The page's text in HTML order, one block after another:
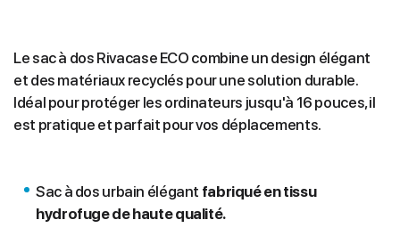
Le sac à dos Rivacase ECO combine un design élégant
et des matériaux recyclés pour une solution durable.
Idéal pour protéger les ordinateurs jusqu'à 16 pouces, il
est pratique et parfait pour vos déplacements.
Sac à dos urbain élégant fabriqué en tissu
hydrofuge de haute qualité.